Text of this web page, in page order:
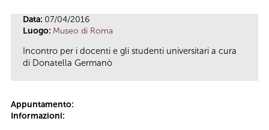
Data: 07/04/2016
Luogo: Museo di Roma
Incontro per i docenti e gli studenti universitari a cura
di Donatella Germanò
Appuntamento:
Informazioni: